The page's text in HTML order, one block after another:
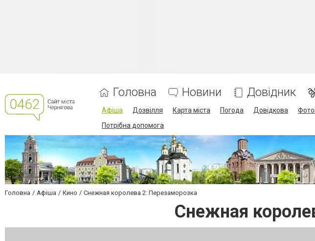
Головна Новини Довідник
Афіша Дозвілля Карта міста Погода Довідкова
Потрібна допомога
Головна Афіша Кино Снежная королева 2: Перезаморозка
Снежная